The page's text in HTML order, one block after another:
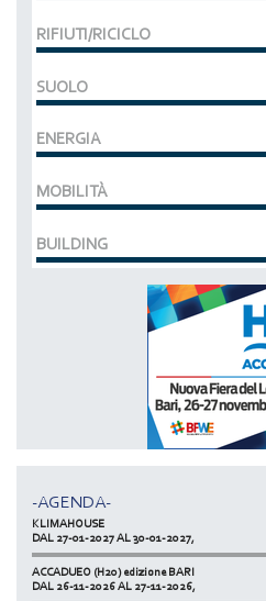
RIFIUTI/RICICLO
SUOLO
ENERGIA
MOBILITÀ
BUILDING
-AGENDA-
DAL 07-03-2028 AL 10-03-2028,
KLIMAHOUSE
DAL 27-01-2027 AL 30-01-2027,
ACCADUEO (H20) edizione BARI
DAL 26-11-2026 AL 27-11-2026,